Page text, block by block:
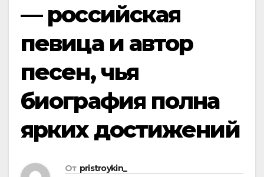
— российская
певица и автор
песен, чья
биография полна
ярких достижений
От pristroykin_